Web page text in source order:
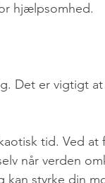
hjælpsomhed.
Det er vigtigt
tid. Ved at
når verden
styrke din